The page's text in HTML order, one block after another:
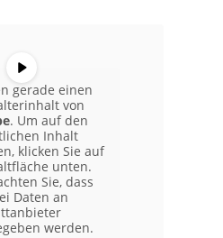
gerade einen
von
. Um auf den
Inhalt
klicken Sie auf
unten.
Sie, dass
Daten an
werden.